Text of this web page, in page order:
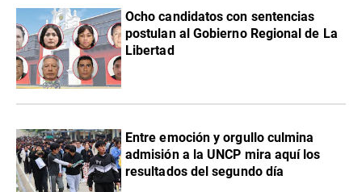
Ocho candidatos con sentencias
postulan al Gobierno Regional de La
Libertad
Entre emoción y orgullo culmina
admisión a la UNCP mira aquí los
resultados del segundo día